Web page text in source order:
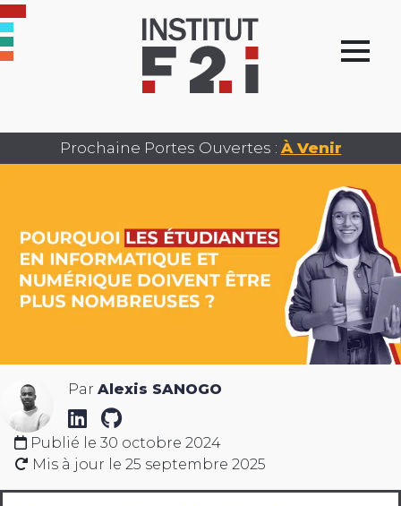
Prochaine Portes Ouvertes : À Venir
Par Alexis SANOGO
Publié le 30 octobre 2024
Mis à jour le 25 septembre 2025